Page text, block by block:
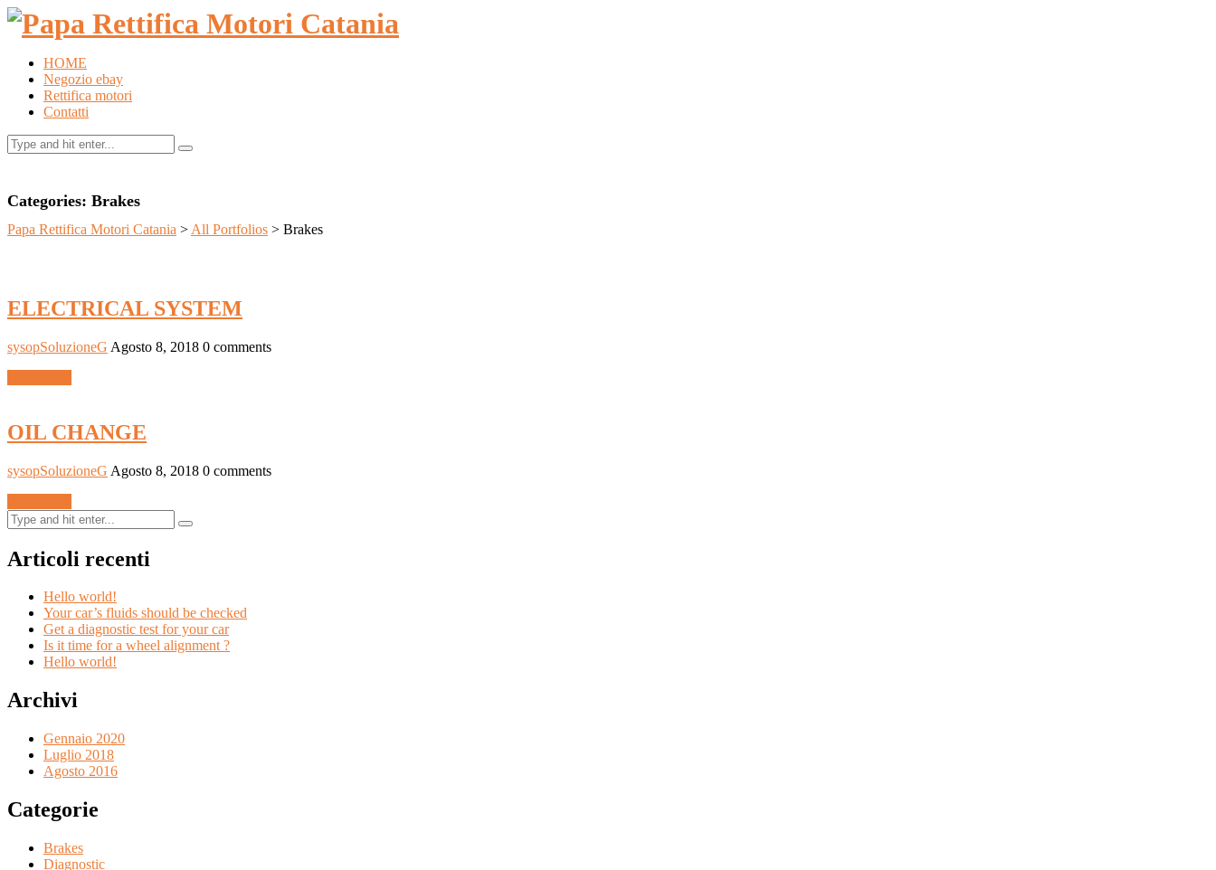
HOME
Negozio ebay
Rettifica motori
Contatti
Categories: Brakes
Papa Rettifica Motori Catania > All Portfolios > Brakes
ELECTRICAL SYSTEM
sysopSoluzioneG Agosto 8, 2018 0 comments
OIL CHANGE
sysopSoluzioneG Agosto 8, 2018 0 comments
Articoli recenti
Hello world!
Your car’s fluids should be checked
Get a diagnostic test for your car
Is it time for a wheel alignment ?
Hello world!
Archivi
Gennaio 2020
Luglio 2018
Agosto 2016
Categorie
Brakes
Diagnostic